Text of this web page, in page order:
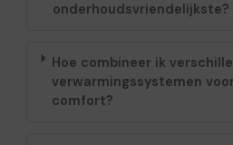
onderhoudsvriendelijkste?
Hoe combineer ik
verwarmingssystemen
comfort?